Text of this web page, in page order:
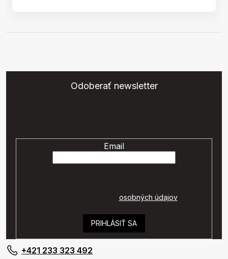
Odoberať newsletter
Email
osobných údajov.
PRIHLÁSIŤ SA
+421 233 323 492